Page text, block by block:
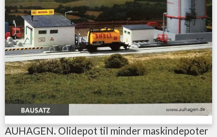
AUHAGEN. Olidepot til minder maskindepoter